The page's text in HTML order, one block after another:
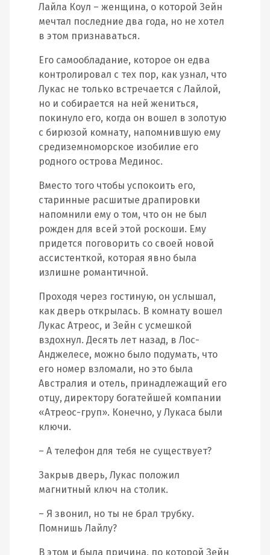
Лайла Коул – женщина, о которой Зейн
мечтал последние два года, но не хотел
в этом признаваться.
Его самообладание, которое он едва
контролировал с тех пор, как узнал, что
Лукас не только встречается с Лайлой,
но и собирается на ней жениться,
покинуло его, когда он вошел в золотую
с бирюзой комнату, напомнившую ему
средиземноморское изобилие его
родного острова Мединос.
Вместо того чтобы успокоить его,
старинные расшитые драпировки
напомнили ему о том, что он не был
рожден для всей этой роскоши. Ему
придется поговорить со своей новой
ассистенткой, которая явно была
излишне романтичной.
Проходя через гостиную, он услышал,
как дверь открылась. В комнату вошел
Лукас Атреос, и Зейн с усмешкой
вздохнул. Десять лет назад, в Лос-
Анджелесе, можно было подумать, что
его номер взломали, но это была
Австралия и отель, принадлежащий его
отцу, директору богатейшей компании
«Атреос-груп». Конечно, у Лукаса были
ключи.
– А телефон для тебя не существует?
Закрыв дверь, Лукас положил
магнитный ключ на столик.
– Я звонил, но ты не брал трубку.
Помнишь Лайлу?
В этом и была причина, по которой Зейн